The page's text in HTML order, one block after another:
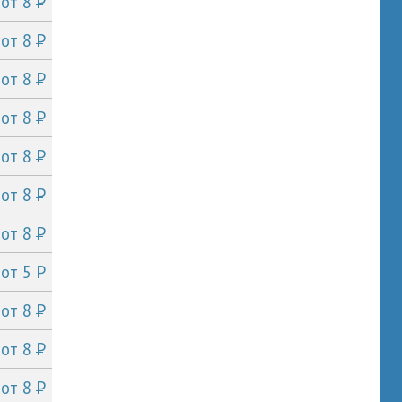
от 8P
от 8P
от 8P
от 8P
от 8P
от 8P
от 5P
от 8P
от 8P
от 8P